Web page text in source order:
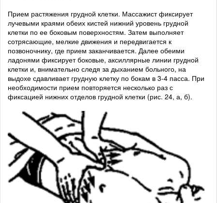
Прием растяжения грудной клетки. Массажист фиксирует
лучевыми краями обеих кистей нижний уровень грудной
клетки по ее боковым поверхностям. Затем выполняет
сотрясающие, мелкие движения и передвигается к
позвоночнику, где прием заканчивается. Далее обеими
ладонями фиксирует боковые, аксиллярные линии грудной
клетки и, внимательно следя за дыханием больного, на
выдохе сдавливает грудную клетку по бокам в 3-4 пасса. При
необходимости прием повторяется несколько раз с
фиксацией нижних отделов грудной клетки (рис. 24, а, б).